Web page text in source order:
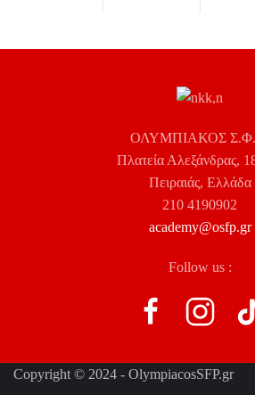
ΟΛΥΜΠΙΑΚΟΣ
Πλατεία Αλεξάνδρας,
Πειραιάς, Ελλάδα
210 4190902
academy@osfp.gr
Follow us :
Copyright © 2024 - OlympiacosSFP.gr